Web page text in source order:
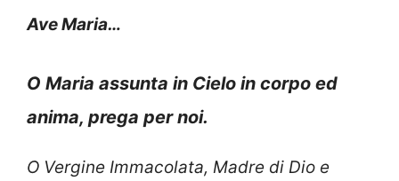
Ave Maria…
O Maria assunta in Cielo in corpo ed
anima, prega per noi.
O Vergine Immacolata, Madre di Dio e